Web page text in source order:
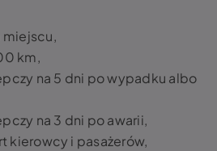
miejscu,
km,
na 5 dni po wypadku albo
na 3 dni po awarii,
kierowcy i pasażerów,